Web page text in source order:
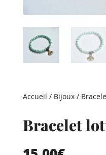
Accueil / Bijoux/
Bracelet